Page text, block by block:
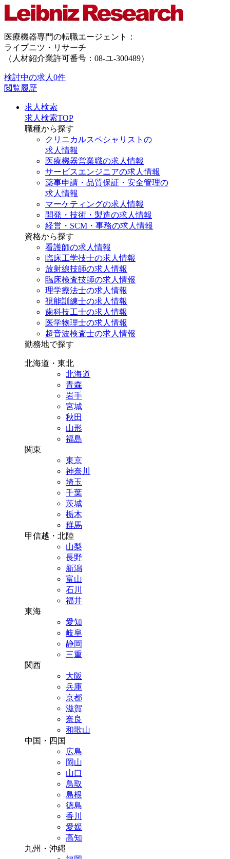
医療機器専門の転職エージェント：
ライプニツ・リサーチ
（人材紹介業許可番号：08-ユ-300489）
検討中の求人 0件
閲覧履歴
求人検索
求人検索TOP
職種から探す
クリニカルスペシャリストの
求人情報
医療機器営業職の求人情報
サービスエンジニアの求人情報
薬事申請・品質保証・安全管理の
求人情報
マーケティングの求人情報
開発・技術・製造の求人情報
経営・SCM・事務の求人情報
資格から探す
看護師の求人情報
臨床工学技士の求人情報
放射線技師の求人情報
臨床検査技師の求人情報
理学療法士の求人情報
視能訓練士の求人情報
歯科技工士の求人情報
医学物理士の求人情報
超音波検査士の求人情報
勤務地で探す
北海道・東北
北海道
青森
岩手
宮城
秋田
山形
福島
関東
東京
神奈川
埼玉
千葉
茨城
栃木
群馬
甲信越・北陸
山梨
長野
新潟
富山
石川
福井
東海
愛知
岐阜
静岡
三重
関西
大阪
兵庫
京都
滋賀
奈良
和歌山
中国・四国
広島
岡山
山口
鳥取
島根
徳島
香川
愛媛
高知
九州・沖縄